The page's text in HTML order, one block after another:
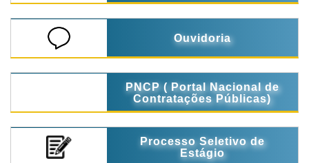
Ouvidoria
PNCP ( Portal Nacional de
Contratações Públicas)
Processo Seletivo de
Estágio